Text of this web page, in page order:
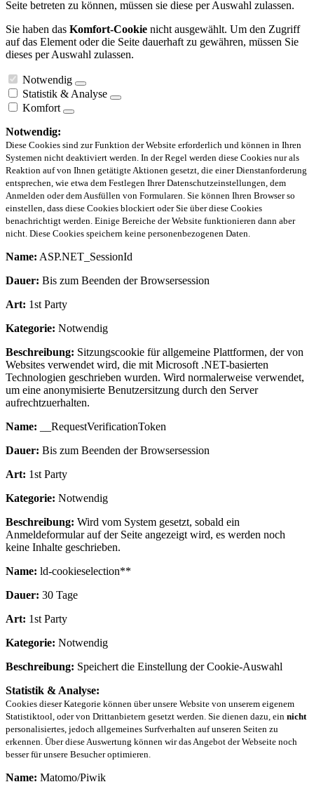
Seite betreten zu können, müssen sie diese per Auswahl zulassen.
Sie haben das Komfort-Cookie nicht ausgewählt. Um den Zugriff
auf das Element oder die Seite dauerhaft zu gewähren, müssen Sie
dieses per Auswahl zulassen.
Notwendig
Statistik & Analyse
Komfort
Notwendig:
Diese Cookies sind zur Funktion der Website erforderlich und können in Ihren
Systemen nicht deaktiviert werden. In der Regel werden diese Cookies nur als
Reaktion auf von Ihnen getätigte Aktionen gesetzt, die einer Dienstanforderung
entsprechen, wie etwa dem Festlegen Ihrer Datenschutzeinstellungen, dem
Anmelden oder dem Ausfüllen von Formularen. Sie können Ihren Browser so
einstellen, dass diese Cookies blockiert oder Sie über diese Cookies
benachrichtigt werden. Einige Bereiche der Website funktionieren dann aber
nicht. Diese Cookies speichern keine personenbezogenen Daten.
Name: ASP.NET_SessionId
Dauer: Bis zum Beenden der Browsersession
Art: 1st Party
Kategorie: Notwendig
Beschreibung: Sitzungscookie für allgemeine Plattformen, der von
Websites verwendet wird, die mit Microsoft .NET-basierten
Technologien geschrieben wurden. Wird normalerweise verwendet,
um eine anonymisierte Benutzersitzung durch den Server
aufrechtzuerhalten.
Name: __RequestVerificationToken
Dauer: Bis zum Beenden der Browsersession
Art: 1st Party
Kategorie: Notwendig
Beschreibung: Wird vom System gesetzt, sobald ein
Anmeldeformular auf der Seite angezeigt wird, es werden noch
keine Inhalte geschrieben.
Name: ld-cookieselection**
Dauer: 30 Tage
Art: 1st Party
Kategorie: Notwendig
Beschreibung: Speichert die Einstellung der Cookie-Auswahl
Statistik & Analyse:
Cookies dieser Kategorie können über unsere Website von unserem eigenem
Statistiktool, oder von Drittanbietern gesetzt werden. Sie dienen dazu, ein nicht
personalisiertes, jedoch allgemeines Surfverhalten auf unseren Seiten zu
erkennen. Über diese Auswertung können wir das Angebot der Webseite noch
besser für unsere Besucher optimieren.
Name: Matomo/Piwik